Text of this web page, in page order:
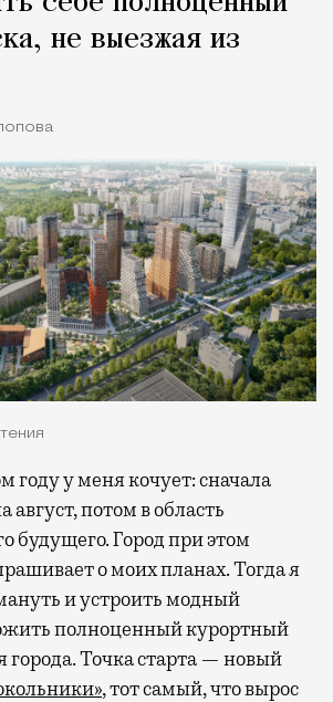
не выезжая из
август, потом в область
будущего. Город при этом
о моих планах. Тогда я
и устроить модный
полноценный курортный
города. Точка старта — новый
, тот самый, что вырос